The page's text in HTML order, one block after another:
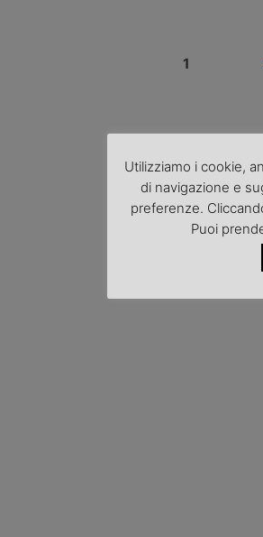
1
Utilizziamo i cookie,
di navigazione e
preferenze.
Puoi